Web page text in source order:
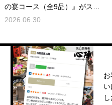
の宴コース（全9品）』がスタ
ート！【ご宴会・お集まり
2026.06.30
お客様
い口コ
した！